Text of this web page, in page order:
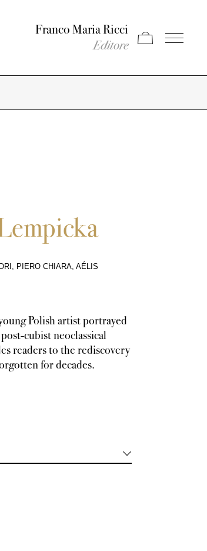
Franco Maria Ricci
Editore Apri carrello
Apri il
PIERO CHIARA, AÉLIS
Polish artist portrayed
cubist neoclassical
readers to the rediscovery
for decades.
Tamara de Lempicka. An eloquent lecherous dwarf in